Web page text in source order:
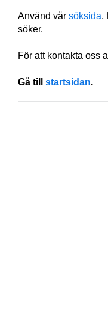
Använd vår söksida,
söker.
För att kontakta oss
Gå till startsidan.